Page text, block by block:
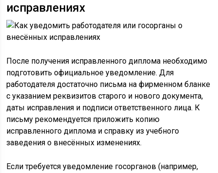
исправлениях
После получения исправленного диплома необходимо
подготовить официальное уведомление. Для
работодателя достаточно письма на фирменном бланке
с указанием реквизитов старого и нового документа,
даты исправления и подписи ответственного лица. К
письму рекомендуется приложить копию
исправленного диплома и справку из учебного
заведения о внесённых изменениях.
Если требуется уведомление госорганов (например,